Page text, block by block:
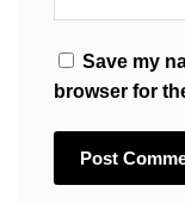
Save my
browser for